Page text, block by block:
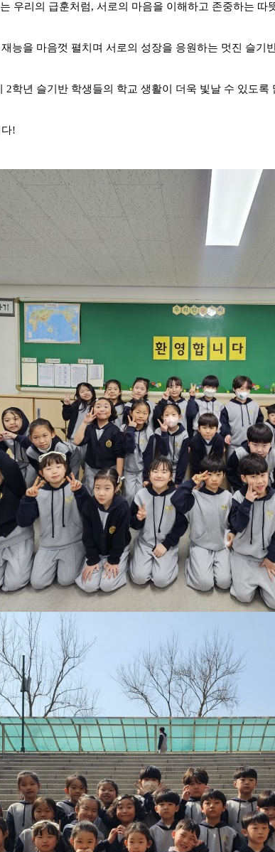
우리의 급훈처럼, 서로의 마음을 이해하고 존중하는 따
능을 마음껏 펼치며 서로의 성장을 응원하는 멋진 슬기
2학년 슬기반 학생들의 학교 생활이 더욱 빛날 수 있도록
!